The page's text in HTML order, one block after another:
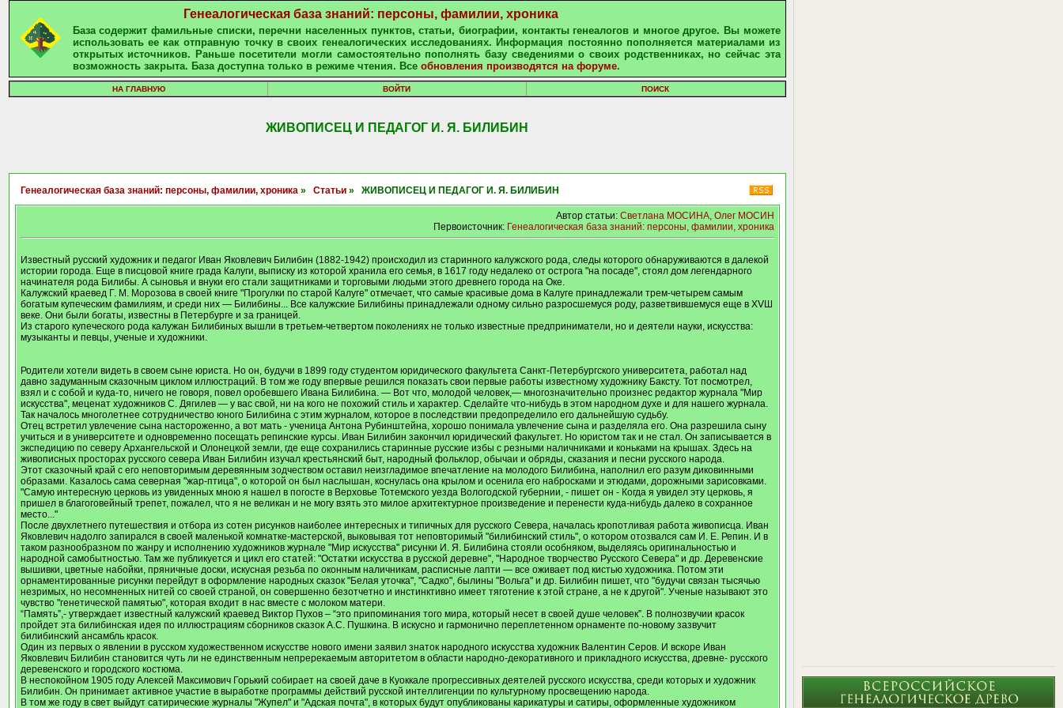
Генеалогическая база знаний: персоны, фамилии, хроника
База содержит фамильные списки, перечни населенных пунктов, статьи, биографии, контакты генеалогов и многое другое. Вы можете
использовать ее как отправную точку в своих генеалогических исследованиях. Информация постоянно пополняется материалами из
открытых источников. Раньше посетители могли самостоятельно пополнять базу сведениями о своих родственниках, но сейчас эта
возможность закрыта. База доступна только в режиме чтения. Все обновления производятся на форуме.
НА ГЛАВНУЮ ВОЙТИ ПОИСК
ЖИВОПИСЕЦ И ПЕДАГОГ И. Я. БИЛИБИН
Генеалогическая база знаний: персоны, фамилии, хроника» Статьи» ЖИВОПИСЕЦ И ПЕДАГОГ И. Я. БИЛИБИН
Автор статьи: Светлана МОСИНА, Олег МОСИН
Первоисточник: Генеалогическая база знаний: персоны, фамилии, хроника
Известный русский художник и педагог Иван Яковлевич Билибин (1882-1942) происходил из старинного калужского рода, следы которого обнаруживаются в далекой
истории города. Еще в писцовой книге града Калуги, выписку из которой хранила его семья, в 1617 гoду недалеко от острога "на посаде", стоял дом легендарного
начинателя рода Билибы. А сыновья и внуки его стали защитниками и торговыми людьми этого древнего города на Оке.
Калужский краевед Г. М. Морозова в своей книге "Прогулки по старой Калуге" отмечает, что самые красивые дома в Калуге принадлежали трем-четырем самым
богатым купеческим фамилиям, и среди них — Билибины... Все калужские Билибины принадлежали одному сильно разросшемуся роду, разветвившемуся еще в ХVШ
веке. Они были богаты, известны в Петербурге и за границей.
Из старого купеческого рода калужан Билибиных вышли в третьем-четвертом поколениях не только известные предприниматели, но и деятели науки, искусства:
музыканты и певцы, ученые и художники.
Родители хотели видеть в своем сыне юриста. Но он, будучи в 1899 году студентом юридического факультета Санкт-Петербургского университета, работал над
давно задуманным сказочным циклом иллюстраций. В том же году впервые решился показать свои первые работы известному художнику Баксту. Тот посмотрел,
взял и с собой и куда-то, ничего не говоря, повел оробевшего Ивана Билибина. — Вот что, молодой человек,— многозначительно произнес редактор журнала "Мир
искусства", меценат художников С. Дягилев — у вас свой, ни на кого не похожий стиль и характер. Сделайте что-нибудь в этом народном духе и для нашего журнала.
Так началось многолетнее сотрудничество юного Билибина с этим журналом, которое в последствии предопределило его дальнейшую судьбу.
Отец встретил увлечение сына настороженно, а вот мать - ученица Антона Рубинштейна, хорошо понимала увлечение сына и разделяла его. Она разрешила сыну
учиться и в университете и одновременно посещать репинские курсы. Иван Билибин закончил юридический факультет. Но юристом так и не стал. Он записывается в
экспедицию по северу Архангельской и Олонецкой земли, где еще сохранились старинные русские избы с резными наличниками и коньками на крышах. Здесь на
живописных просторах русского севера Иван Билибин изучал крестьянский быт, народный фольклор, обычаи и обряды, сказания и песни русского народа.
Этот сказочный край с его неповторимым деревянным зодчеством оставил неизгладимое впечатление на молодого Билибина, наполнил его разум диковинными
образами. Казалось сама северная "жар-птица", о которой он был наслышан, коснулась она крылом и осенила его набросками и этюдами, дорожными зарисовками.
"Самую интересную церковь из увиденных мною я нашел в погосте в Верховье Тотемского уезда Вологодской губернии, - пишет он - Когда я увидел эту церковь, я
пришел в благоговейный трепет, пожалел, что я не великан и не могу взять это милое архитектурное произведение и перенести куда-нибудь далеко в сохранное
место..."
После двухлетнего путешествия и отбора из сотен рисунков наиболее интересных и типичных для русского Севера, началась кропотливая работа живописца. Иван
Яковлевич надолго запирался в своей маленькой комнатке-мастерской, выковывая тот неповторимый "билибинский стиль", о котором отозвался сам И. Е. Репин. И в
таком разнообразном по жанру и исполнению художников журнале "Мир искусства" рисунки И. Я. Билибина стояли особняком, выделяясь оригинальностью и
народной самобытностью. Там же публикуется и цикл его статей: "Остатки искусства в русской деревне", "Народное творчество Русского Севера" и др. Деревенские
вышивки, цветные набойки, пряничные доски, искусная резьба по оконным наличникам, расписные лапти — все оживает под кистью художника. Потом эти
орнаментированные рисунки перейдут в оформление народных сказок "Белая уточка", "Садко", былины "Вольга" и др. Билибин пишет, что "будучи связан тысячью
незримых, но несомненных нитей со своей страной, он совершенно безотчетно и инстинктивно имеет тяготение к этой стране, а не к другой". Ученые называют это
чувство "генетической памятью", которая входит в нас вместе с молоком матери.
“Память”,- утверждает известный калужский краевед Виктор Пухов – “это припоминания того мира, который несет в своей душе человек”. В полнозвучии красок
пройдет эта билибинская идея по иллюстрациям сборников сказок А.С. Пушкина. В искусно и гармонично переплетенном орнаменте по-новому зазвучит
билибинский ансамбль красок.
Один из первых о явлении в русском художественном искусстве нового имени заявил знаток народного искусства художник Валентин Серов. И вскоре Иван
Яковлевич Билибин становится чуть ли не единственным непререкаемым авторитетом в области народно-декоративного и прикладного искусства, древне- русского
деревенского и городского костюма.
В неспокойном 1905 году Алексей Максимович Горький собирает на своей даче в Куоккале прогрессивных деятелей русского искусства, среди которых и художник
Билибин. Он принимает активное участие в выработке программы действий русской интеллигенции по культурному просвещению народа.
В том же году в свет выйдут сатирические журналы "Жупел" и "Адская почта", в которых будут опубликованы карикатуры и сатиры, оформленные художником